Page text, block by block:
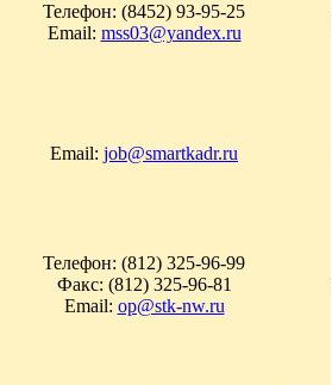
Телефон: (8452) 93-95-25
Email: mss03@yandex.ru
Email: job@smartkadr.ru
Телефон: (812) 325-96-99
Факс: (812) 325-96-81
Email: op@stk-nw.ru